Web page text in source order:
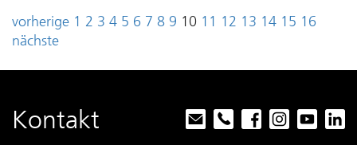
vorherige 1 2 3 4 5 6 7 8 9 10 11 12 13 14 15 16
nächste
Kontakt